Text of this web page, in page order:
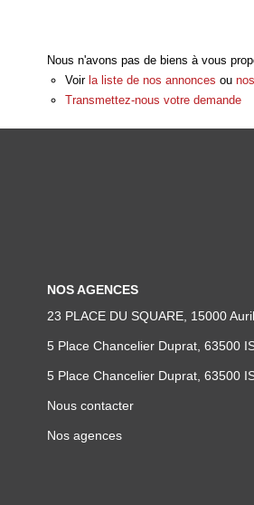
Nous n'avons pas de biens à vous
Voir la liste de nos annonces ou
Transmettez-nous votre demande
NOS AGENCES
23 PLACE DU SQUARE, 15000
5 Place Chancelier Duprat, 63500
5 Place Chancelier Duprat, 63500
Nous contacter
Nos agences